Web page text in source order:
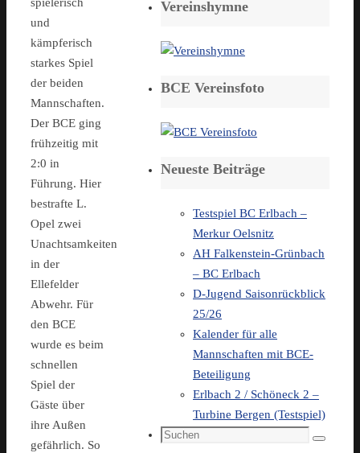
spielerisch
und
kämpferisch
starkes Spiel
der beiden
Mannschaften.
Der BCE ging
frühzeitig mit
2:0 in
Führung. Hier
bestrafte L.
Opel zwei
Unachtsamkeiten
in der
Ellefelder
Abwehr. Für
den BCE
wurde es beim
schnellen
Spiel der
Gäste über
ihre Außen
gefährlich. So
Vereinshymne
BCE Vereinsfoto
Neueste Beiträge
Testspiel BC Erlbach –
Merkur Oelsnitz
AH Falkenstein-Grünbach
– BC Erlbach
D-Jugend Saisonrückblick
25/26
Kalender für alle
Mannschaften mit BCE-
Beteiligung
Erlbach 2 / Schöneck 2 –
Turbine Bergen (Testspiel)
Suchen
Suchen